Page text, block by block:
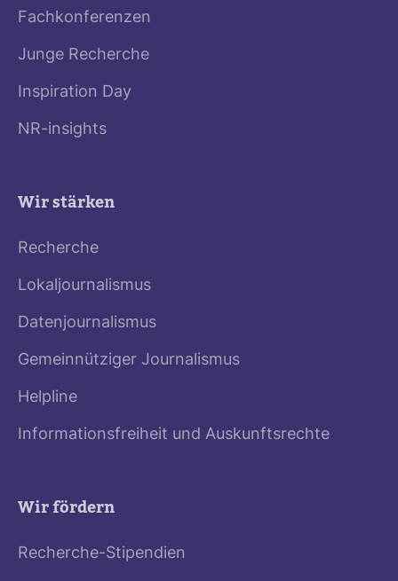
Fachkonferenzen
Junge Recherche
Inspiration Day
NR-insights
Wir stärken
Recherche
Lokaljournalismus
Datenjournalismus
Gemeinnütziger Journalismus
Helpline
Informationsfreiheit und Auskunftsrechte
Wir fördern
Recherche-Stipendien